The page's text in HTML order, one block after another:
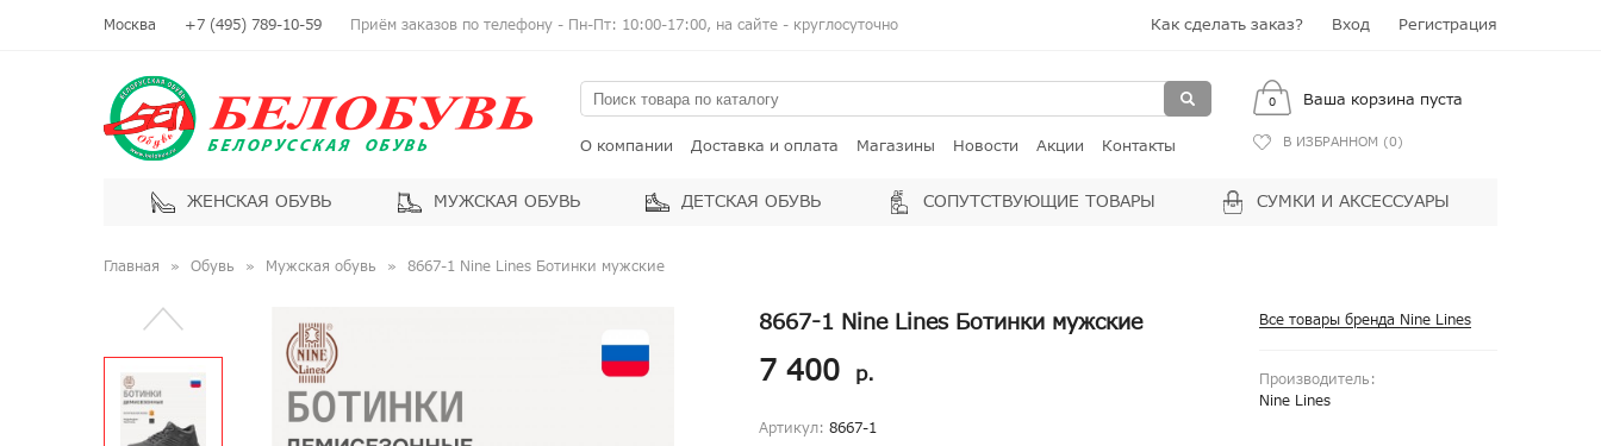
Москва +7 (495) 789-10-59 Приём заказов по телефону - Пн-Пт: 10:00-17:00, на сайте - круглосуточно Как сделать заказ? Вход Регистрация
О компании Доставка и оплата Магазины Новости Акции Контакты
0 Ваша корзина пуста
В ИЗБРАННОМ (0)
ЖЕНСКАЯ ОБУВЬ МУЖСКАЯ ОБУВЬ ДЕТСКАЯ ОБУВЬ СОПУТСТВУЮЩИЕ ТОВАРЫ СУМКИ И АКСЕССУАРЫ
Главная Обувь Мужская обувь 8667-1 Nine Lines Ботинки мужские
Все товары бренда Nine Lines
Производитель:
Nine Lines
8667-1 Nine Lines Ботинки мужские
7 400 р.
Артикул: 8667-1